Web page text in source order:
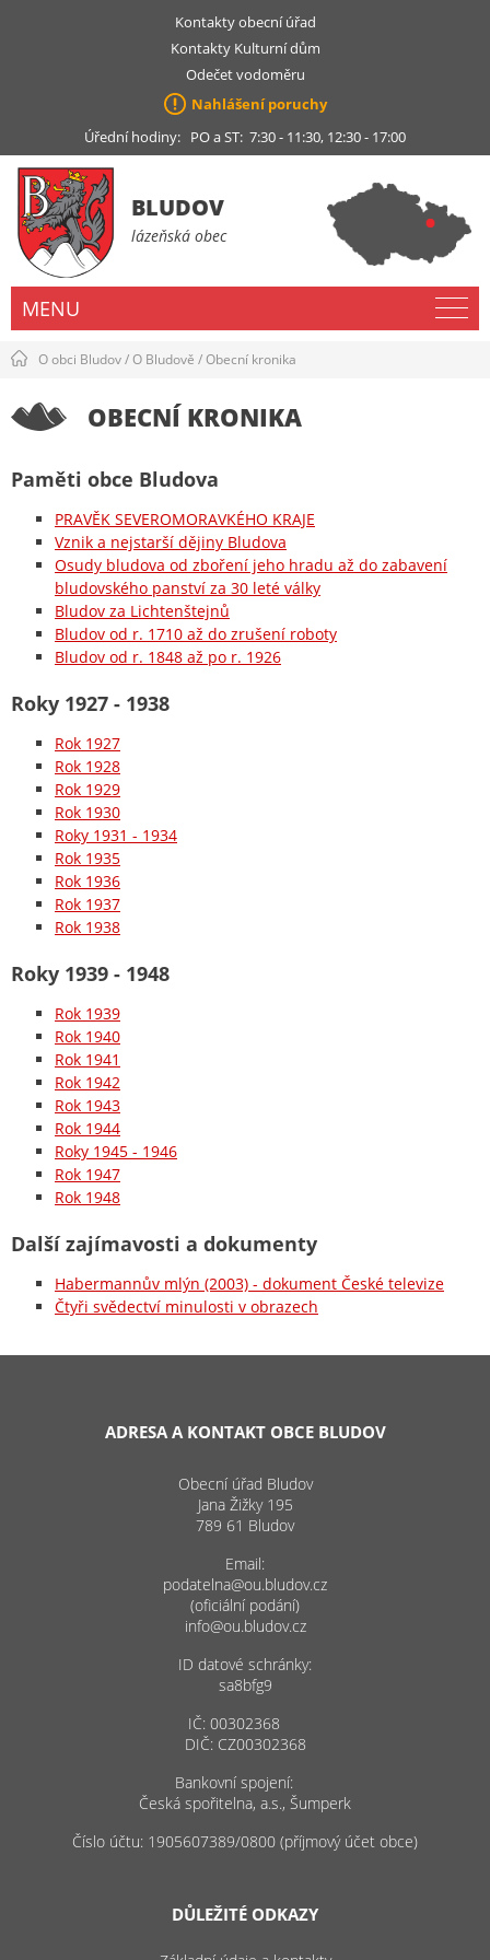
Kontakty obecní úřad
Kontakty Kulturní dům
Odečet vodoměru
Nahlášení poruchy
Úřední hodiny: PO a ST: 7:30 - 11:30, 12:30 - 17:00
BLUDOV
lázeňská obec
MENU
O obci Bludov/O Bludově /Obecní kronika
OBECNÍ KRONIKA
Paměti obce Bludova
PRAVĚK SEVEROMORAVKÉHO KRAJE
Vznik a nejstarší dějiny Bludova
Osudy bludova od zboření jeho hradu až do zabavení
bludovského panství za 30 leté války
Bludov za Lichtenštejnů
Bludov od r. 1710 až do zrušení roboty
Bludov od r. 1848 až po r. 1926
Roky 1927 - 1938
Rok 1927
Rok 1928
Rok 1929
Rok 1930
Roky 1931 - 1934
Rok 1935
Rok 1936
Rok 1937
Rok 1938
Roky 1939 - 1948
Rok 1939
Rok 1940
Rok 1941
Rok 1942
Rok 1943
Rok 1944
Roky 1945 - 1946
Rok 1947
Rok 1948
Další zajímavosti a dokumenty
Habermannův mlýn (2003) - dokument České televize
Čtyři svědectví minulosti v obrazech
ADRESA A KONTAKT OBCE BLUDOV
Obecní úřad Bludov
Jana Žižky 195
789 61 Bludov
Email:
podatelna@ou.bludov.cz
(oficiální podání)
info@ou.bludov.cz
ID datové schránky:
sa8bfg9
IČ: 00302368
DIČ: CZ00302368
Bankovní spojení:
Česká spořitelna, a.s., Šumperk
Číslo účtu: 1905607389/0800 (příjmový účet obce)
DŮLEŽITÉ ODKAZY